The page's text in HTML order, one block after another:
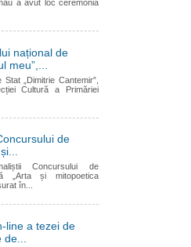
a avut loc ceremonia
național de
meu”,...
„Dimitrie Cantemir”,
Cultură a Primăriei
de
Concursului de
„Arta și mitopoetica
în...
line a tezei de